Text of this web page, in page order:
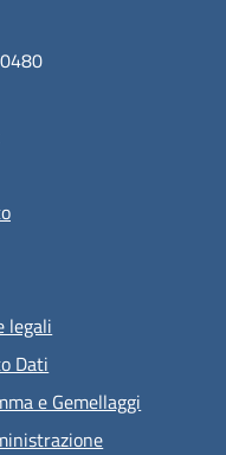
legali
Dati
e Gemellaggi